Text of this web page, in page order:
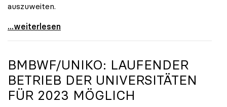
auszuweiten.
uniko: Energiekostenzuschuss sollte auch für
...weiterlesen
BMBWF/UNIKO: LAUFENDER
BETRIEB DER UNIVERSITÄTEN
FÜR 2023 MÖGLICH